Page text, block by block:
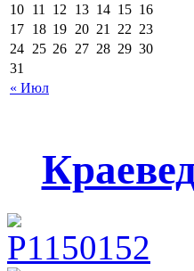
« Июл
10 11 12 13 14 15 16
17 18 19 20 21 22 23
24 25 26 27 28 29 30
31